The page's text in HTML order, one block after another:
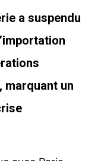
a suspendu
marquant un